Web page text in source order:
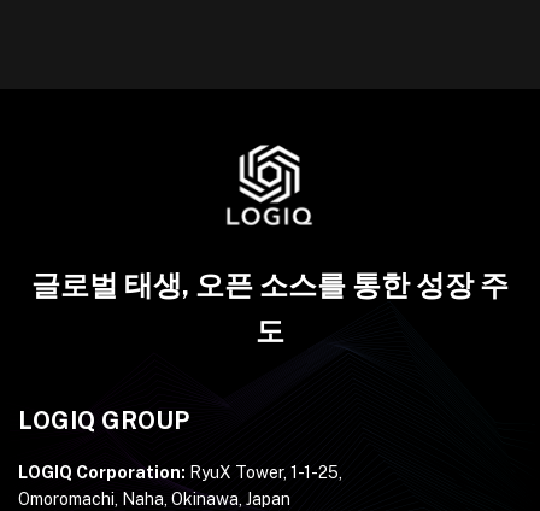
글로벌 태생, 오픈 소스를 통한 성장 주
도
LOGIQ GROUP
LOGIQ Corporation: RyuX Tower, 1-1-25,
Omoromachi, Naha, Okinawa, Japan